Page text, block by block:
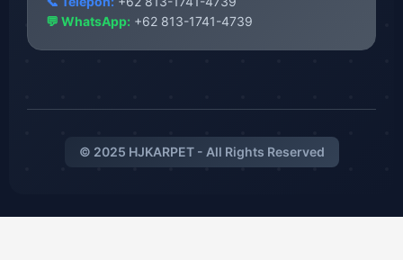
💬 WhatsApp: +62 813-1741-4739
© 2025 HJKARPET - All Rights Reserved